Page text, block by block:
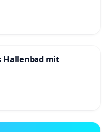
Hallenbad mit